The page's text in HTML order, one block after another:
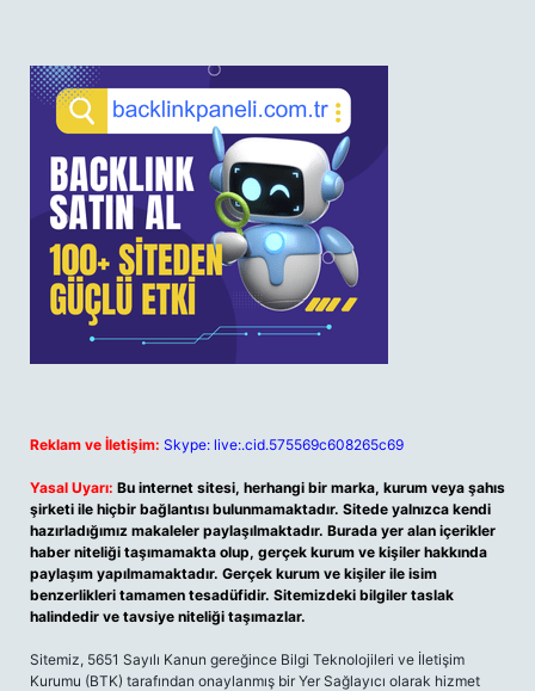
Reklam ve İletişim: Skype: live:.cid.575569c608265c69
Yasal Uyarı: Bu internet sitesi, herhangi bir marka, kurum veya şahıs
şirketi ile hiçbir bağlantısı bulunmamaktadır. Sitede yalnızca kendi
hazırladığımız makaleler paylaşılmaktadır. Burada yer alan içerikler
haber niteliği taşımamakta olup, gerçek kurum ve kişiler hakkında
paylaşım yapılmamaktadır. Gerçek kurum ve kişiler ile isim
benzerlikleri tamamen tesadüfidir. Sitemizdeki bilgiler taslak
halindedir ve tavsiye niteliği taşımazlar.
Sitemiz, 5651 Sayılı Kanun gereğince Bilgi Teknolojileri ve İletişim
Kurumu (BTK) tarafından onaylanmış bir Yer Sağlayıcı olarak hizmet